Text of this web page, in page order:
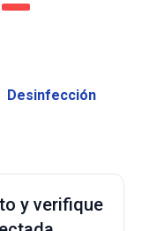
Desinfección
y verifique